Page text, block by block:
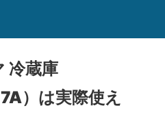
冷蔵庫
）は実際使え